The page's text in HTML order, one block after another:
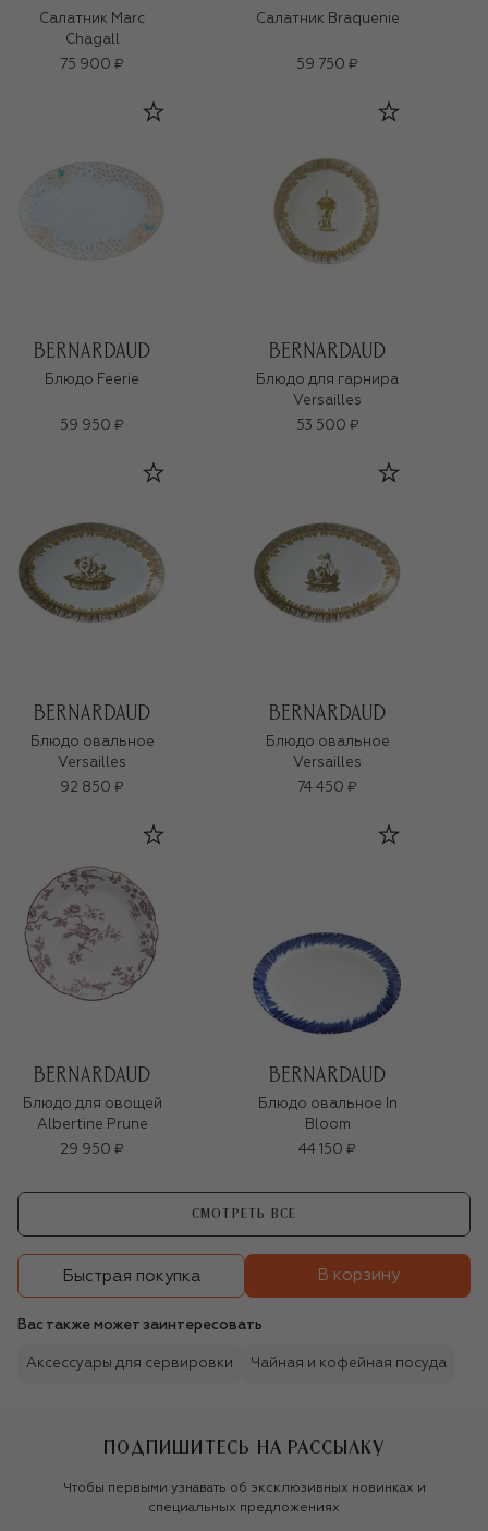
Салатник Marc
Chagall
75 900 ₽
Салатник Braquenie
59 750 ₽
Блюдо Feerie
59 950 ₽
Блюдо для гарнира
Versailles
53 500 ₽
Блюдо овальное
Versailles
92 850 ₽
Блюдо овальное
Versailles
74 450 ₽
Блюдо для овощей
Albertine Prune
29 950 ₽
Блюдо овальное In
Bloom
44 150 ₽
СМОТРЕТЬ ВСЕ
Быстрая покупка В корзину
Вас также может заинтересовать
Аксессуары для сервировки Чайная и кофейная посуда
ПОДПИШИТЕСЬ НА РАССЫЛКУ
Чтобы первыми узнавать об эксклюзивных новинках и
специальных предложениях